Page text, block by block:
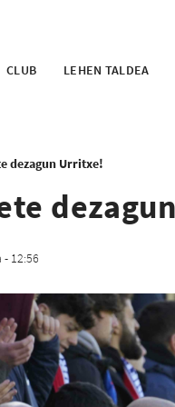
CLUB LEHEN TALDEA
dezagun Urritxe!
- 12:56